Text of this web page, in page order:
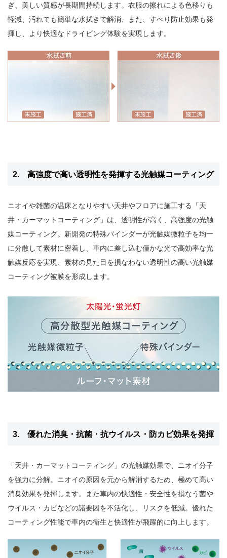
ぎ、美しい質感が長期間持続します。衣服の擦れによる色移りも
軽減、汚れても簡単な水拭きで解消、また、すべり防止効果も発
揮し、より快適なドライビング体験を実現します。
2. 高強度で高い透明性を発揮する光触媒コーティング
ニオイや雑菌の温床となりやすい天井やフロアに施工する「天
井・カーマットコーティング」は、透明性が高く、高強度の光触
媒コーティング。新開発の特殊バインダーが光触媒微粒子を均一
に分散して素材に密着し、車内に差し込む僅かな光で高効率な光
触媒反応を実現、素材の見た目を損なわない透明性の高い光触媒
コーティング被膜を形成します。
3. 優れた消臭・抗菌・抗ウイルス・防カビ効果を発揮
「天井・カーマットコーティング」の光触媒効果で、ニオイ分子
を強力に分解。ニオイの原因を元から解消するため、極めて高い
消臭効果を発揮します。また車内の快適性・安全性を損なう菌や
ウイルス・カビなどの諸要因を不活化し、リスクを低減。優れた
コーティング性能で車内の衛生と快適性が飛躍的に向上します。